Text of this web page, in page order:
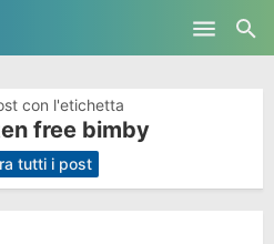
con l'etichetta
free bimby
tutti i post